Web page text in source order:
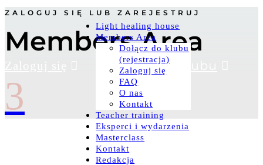
Light healing house
Members Area
Dołącz do klubu
(rejestracja)
Zaloguj się
FAQ
O nas
Kontakt
Teacher training
Eksperci i wydarzenia
Masterclass
Kontakt
Redakcja
ZALOGUJ SIĘ LUB ZAREJESTRUJ
Members Area
Dołącz do klubu
3